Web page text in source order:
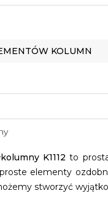
KOLUMN
K1112 to
elementy
stworzyć